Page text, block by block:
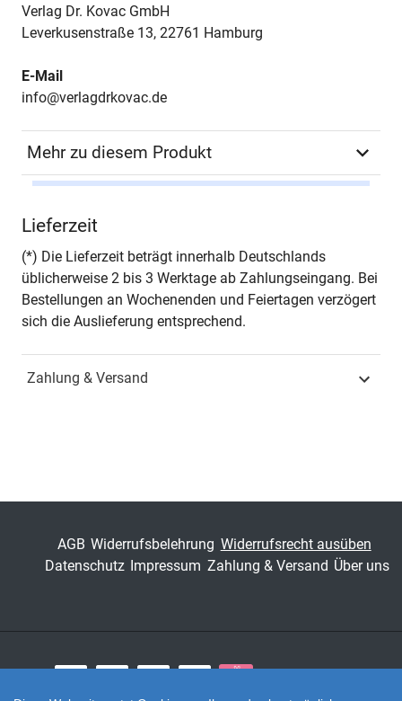
Verlag Dr. Kovac GmbH
Leverkusenstraße 13, 22761 Hamburg
E-Mail
info@verlagdrkovac.de
Mehr zu diesem Produkt
Seiten 464
Jahr Hamburg 2024
Fachdisziplin
Band 96
Lieferzeit
(*) Die Lieferzeit beträgt innerhalb Deutschlands
üblicherweise 2 bis 3 Werktage ab Zahlungseingang. Bei
Bestellungen an Wochenenden und Feiertagen verzögert
sich die Auslieferung entsprechend.
Zahlung & Versand
AGB Widerrufsbelehrung Widerrufsrecht ausüben
Datenschutz Impressum Zahlung & Versand Über uns
Zahlungsarten